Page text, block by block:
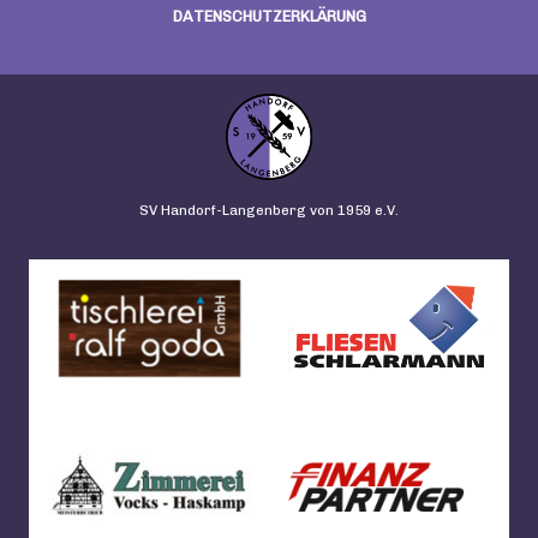
DATENSCHUTZERKLÄRUNG
SV Handorf-Langenberg von 1959 e.V.